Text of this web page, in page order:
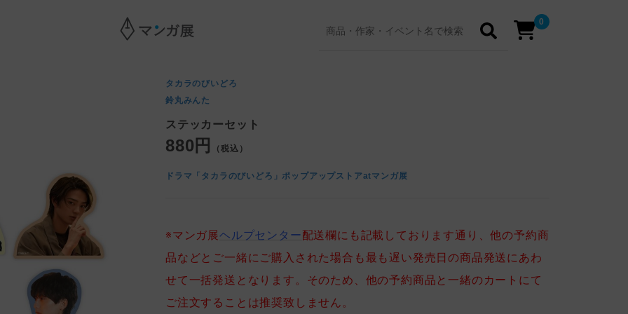
0
タカラのびいどろ
鈴丸みんた
ステッカーセット
880円 （税込）
ドラマ「タカラのびいどろ」ポップアップストアatマンガ展
※マンガ展ヘルプセンター配送欄にも記載しております通り、他の予約商
品などとご一緒にご購入された場合も最も遅い発売日の商品発送にあわ
せて一括発送となります。そのため、他の予約商品と一緒のカートにて
ご注文することは推奨致しません。